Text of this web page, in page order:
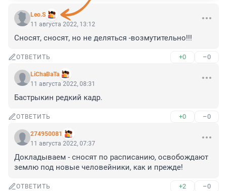
Leo.S
11 августа 2022, 13:12
Сносят, сносят, но не деляться -возмутительно!!!
ОТВЕТИТЬ +0 –0
LiChaBaTa
11 августа 2022, 08:31
Бастрыкин редкий кадр.
ОТВЕТИТЬ +0 –0
274950081
11 августа 2022, 07:37
Докладываем - сносят по расписанию, освобождают
землю под новые человейники, как и прежде!
ОТВЕТИТЬ +2 –0